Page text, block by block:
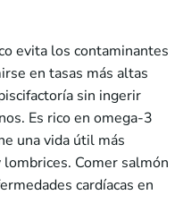
evita los contaminantes
en tasas más altas
sin ingerir
Es rico en omega-3
una vida útil más
Comer salmón
cardíacas en